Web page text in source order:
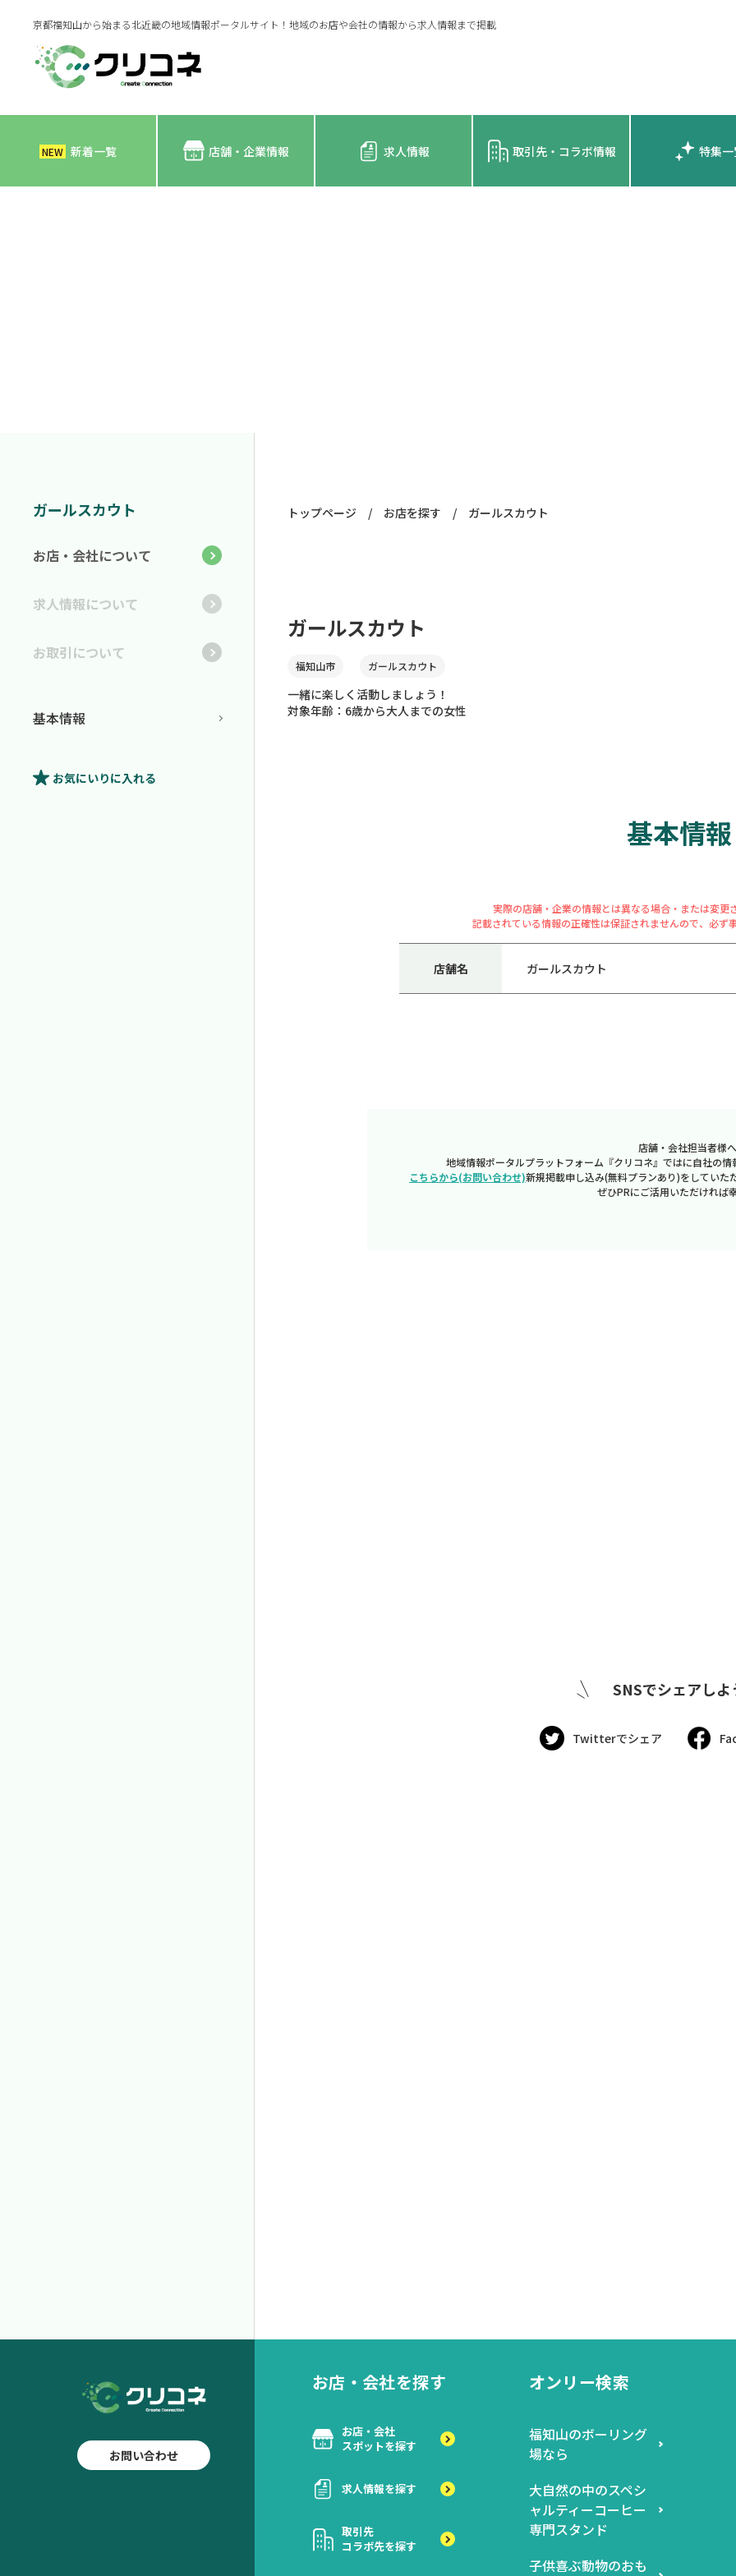
京都福知山から始まる北近畿の地域情報ポータルサイト！地域のお店や会社の情報から求人情報まで掲載
NEW 新着一覧 店舗・企業情報 求人情報 取引先・コラボ情報 特集一
トップページ / お店を探す / ガールスカウト
ガールスカウト
福知山市 ガールスカウト
一緒に楽しく活動しましょう！
対象年齢：6歳から大人までの女性
基本情報
実際の店舗・企業の情報とは異なる場合・または変更
記載されている情報の正確性は保証されませんので、必ず
店舗名 ガールスカウト
店舗・会社担当者様へ
地域情報ポータルプラットフォーム『クリコネ』ではに自社の情
こちらから(お問い合わせ)新規掲載申し込み(無料プランあり)をしていた
ぜひPRにご活用いただければ幸
SNSでシェアしよ
Twitterでシェア
ガールスカウト
お店・会社について
求人情報について
お取引について
基本情報
お気にいりに入れる
お問い合わせ
お店・会社を探す
お店・会社
スポットを探す
求人情報を探す
取引先
コラボ先を探す
オンリー検索
福知山のボーリング
場なら
大自然の中のスペシ
ャルティーコーヒー
専門スタンド
子供喜ぶ動物のおも